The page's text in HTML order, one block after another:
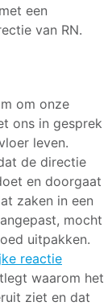
een
van RN.
om onze
ons in gesprek
leven.
de directie
en doorgaat
zaken in een
mocht
uitpakken.
reactie
waarom het
ziet en dat